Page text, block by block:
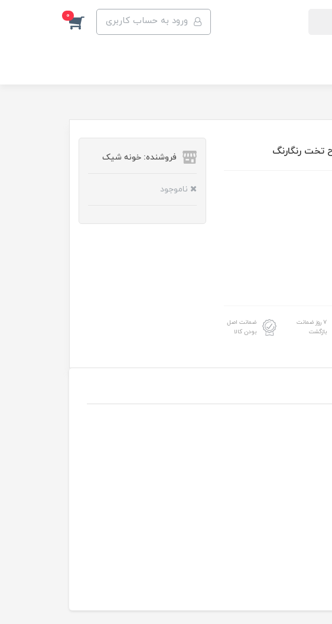
ورود به حساب کاربری 0
۷ روز ضمانت
بازگشت
ضمانت اصل
بودن کالا
فروشنده: خونه شیک
ناموجود